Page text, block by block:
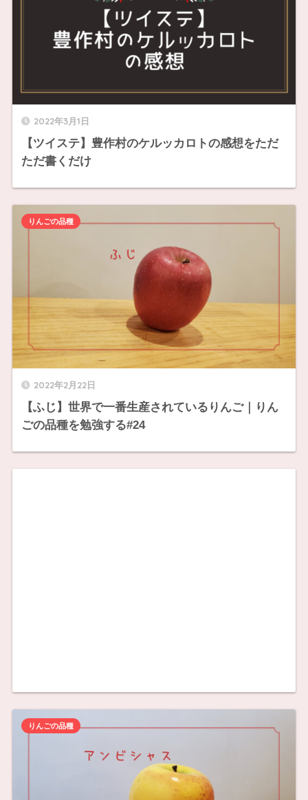
2022年3月1日
【ツイステ】豊作村のケルッカロトの感想をただ
ただ書くだけ
2022年2月22日
【ふじ】世界で一番生産されているりんご｜りん
ごの品種を勉強する#24
りんごの品種
りんごの品種